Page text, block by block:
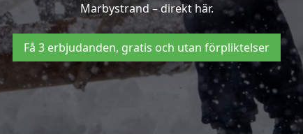
Marbystrand – direkt här.
Få 3 erbjudanden, gratis och utan förpliktelser